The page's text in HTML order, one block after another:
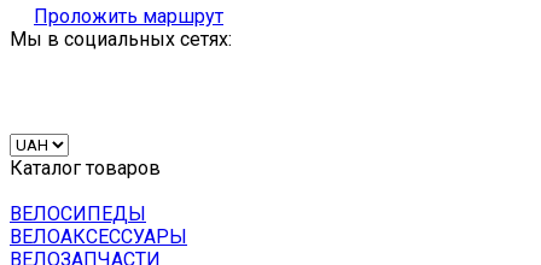
Проложить маршрут
Мы в социальных сетях:
Каталог товаров
ВЕЛОСИПЕДЫ
ВЕЛОАКСЕССУАРЫ
ВЕЛОЗАПЧАСТИ